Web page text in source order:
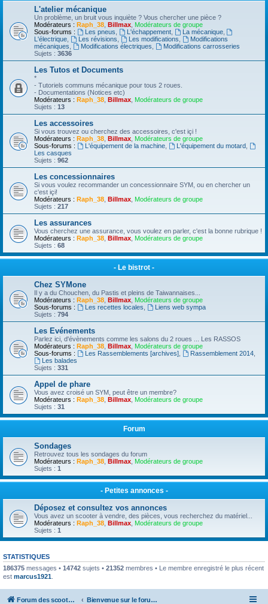
L'atelier mécanique
Un problème, un bruit vous inquiète ? Vous chercher une pièce ?
Modérateurs : Raph_38 Billmax Modérateurs de groupe
Sous-forums :
Les pneus L'échappement, La mécanique,
L'électrique
Les révisions Les modifications
Modifications
mécaniques
Modifications électriques
Modifications carrosseries
Sujets : 3636
Les Tutos et Documents
*
- Tutoriels communs mécanique pour tous 2 roues.
- Documentations (Notices etc)
Modérateurs : Raph_38 Billmax Modérateurs de groupe
Sujets : 13
Les accessoires
Si vous trouvez ou cherchez des accessoires, c'est içi !
Modérateurs : Raph_38 Billmax Modérateurs de groupe
Sous-forums :
L'équipement de la machine, L'équipement du motard,
Les casques
Sujets : 962
Les concessionnaires
Si vous voulez recommander un concessionnaire SYM, ou en chercher un
c'est içi!
Modérateurs : Raph_38 Billmax Modérateurs de groupe
Sujets : 217
Les assurances
Vous cherchez une assurance, vous voulez en parler, c'est la bonne rubrique !
Modérateurs : Raph_38 Billmax Modérateurs de groupe
Sujets : 68
- Le bistrot -
Chez SYMone
Il y a du Chouchen, du Pastis et pleins de Taiwannaises...
Modérateurs : Raph_38 Billmax Modérateurs de groupe
Sous-forums :
Les recettes locales
Liens web sympa
Sujets : 794
Les Evénements
Parlez ici, d'évènements comme les salons du 2 roues ... Les RASSOS
Modérateurs : Raph_38 Billmax Modérateurs de groupe
Sous-forums :
Les Rassemblements [archives], Rassemblement 2014,
Les balades
Sujets : 331
Appel de phare
Vous avez croisé un SYM, peut être un membre?
Modérateurs : Raph_38 Billmax Modérateurs de groupe
Sujets : 31
Forum
Sondages
Retrouvez tous les sondages du forum
Modérateurs : Raph_38 Billmax Modérateurs de groupe
Sujets : 1
- Petites annonces -
Déposez et consultez vos annonces
Vous avez un scooter à vendre, des pièces, vous recherchez du matériel...
Modérateurs : Raph_38 Billmax Modérateurs de groupe
Sujets : 1
STATISTIQUES
186375 messages • 14742 sujets • 21352 membres • Le membre enregistré le plus récent
est marcus1921
Forum des scooters SYM - GTS -MAXSYM - CRUISYM - JOYMAX - Maxsym TL Bienvenue sur le forum des scooters de la gamme SYM